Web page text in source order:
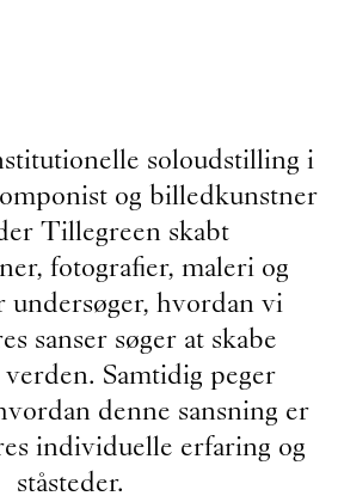
soloudstilling i
og billedkunstner
Tillegreen skabt
fotografier, maleri og
undersøger, hvordan vi
sanser søger at skabe
Samtidig peger
denne sansning er
individuelle erfaring og
ståsteder.